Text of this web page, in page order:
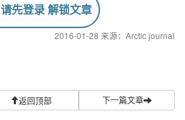
请先登录 解锁文章
2016-01-28 来源：Arctic journal
返回顶部 下一篇文章